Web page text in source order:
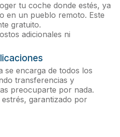
tu coche donde estés, ya
en un pueblo remoto. Este
gratuito.
adicionales ni
se encarga de todos los
transferencias y
preocuparte por nada.
garantizado por